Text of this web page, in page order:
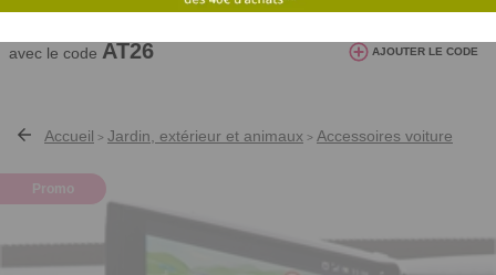
avec le code AT26 AJOUTER LE CODE
Accueil > Jardin, extérieur et animaux > Accessoires voiture
Promo